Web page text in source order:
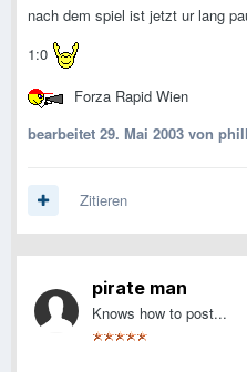
nach dem spiel ist jetzt ur lang
1:0
Forza Rapid Wien
bearbeitet 29. Mai 2003 von
Zitieren
pirate man
Knows how to post...